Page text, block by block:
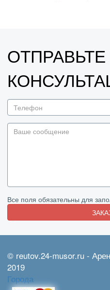
Все поля обязательны для
© reutov.24-musor.ru -
2019
Города